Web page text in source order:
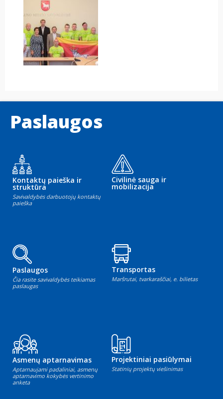
Paslaugos
Kontaktų paieška ir
struktūra
Savivaldybės darbuotojų kontaktų
paieška
Civilinė sauga ir
mobilizacija
Paslaugos
Čia rasite savivaldybės teikiamas
paslaugas
Transportas
Maršrutai, tvarkaraščiai, e. bilietas
Asmenų aptarnavimas
Aptarnaujami padaliniai, asmenų
aptarnavimo kokybės vertinimo
anketa
Projektiniai pasiūlymai
Statinių projektų viešinimas